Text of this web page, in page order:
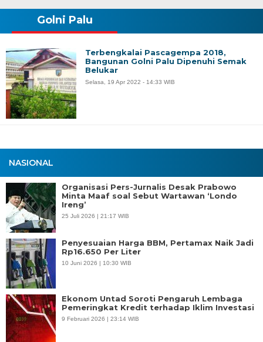
NASIONAL
Organisasi Pers-Jurnalis Desak Prabowo
Minta Maaf soal Sebut Wartawan ‘Londo
Ireng’
25 Juli 2026 | 21:17 WIB
Penyesuaian Harga BBM, Pertamax Naik Jadi
Rp16.650 Per Liter
10 Juni 2026 | 10:30 WIB
Ekonom Untad Soroti Pengaruh Lembaga
Pemeringkat Kredit terhadap Iklim Investasi
9 Februari 2026 | 23:14 WIB
Golni Palu
Terbengkalai Pascagempa 2018,
Bangunan Golni Palu Dipenuhi Semak
Belukar
Selasa, 19 Apr 2022 - 14:33 WIB